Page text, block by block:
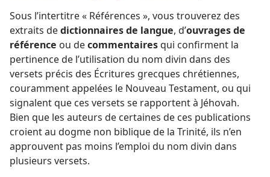
Sous l’intertitre « Références », vous trouverez des
extraits dedictionnaires de langue, d’ouvrages de
référence ou decommentairesqui confirment la
pertinence de l’utilisation du nom divin dans des
versets précis des Écritures grecques chrétiennes,
couramment appelées le Nouveau Testament, ou qui
signalent que ces versets se rapportent à Jéhovah.
Bien que les auteurs de certaines de ces publications
croient au dogme non biblique de la Trinité, ils n’en
approuvent pas moins l’emploi du nom divin dans
plusieurs versets.